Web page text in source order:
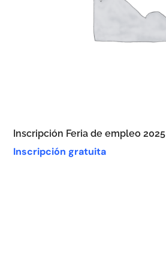
Inscripción Feria de empleo 2025
Inscripción gratuita